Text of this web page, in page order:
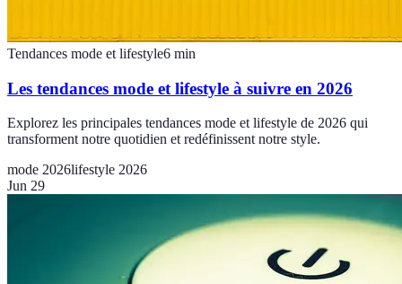
Tendances mode et lifestyle6 min
Les tendances mode et lifestyle à suivre en 2026
Explorez les principales tendances mode et lifestyle de 2026 qui
transforment notre quotidien et redéfinissent notre style.
mode 2026lifestyle 2026
Jun 29